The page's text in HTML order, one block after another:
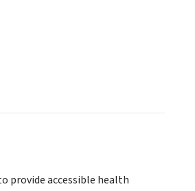
provide accessible health